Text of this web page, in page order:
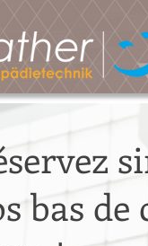
bas